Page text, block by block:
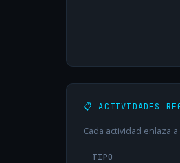
📋 ACTIVIDADES
Cada actividad enlaza
TIPO